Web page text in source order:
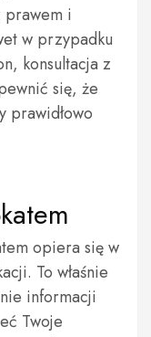
prawem i
w przypadku
konsultacja z
się, że
prawidłowo
opiera się w
To właśnie
informacji
Twoje